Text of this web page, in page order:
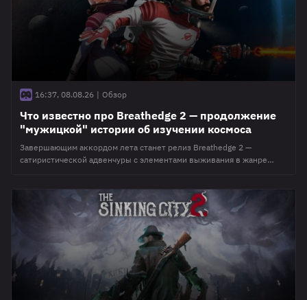
16:37, 08.08.26 | Обзор
Что известно про Breathedge 2 — продолжение
"мужицкой" истории об изучении космоса
Завершающим аккордом лета станет релиз Breathedge 2 —
сатиристической адвенчуры с элементами выживания в жанре
геймеров по всему миру. Сиквел же обещает дать куда больше, как
по части запоминающихся персонажей, так и в рамках игрового
процесса. Главное о грядущем релизе проекта